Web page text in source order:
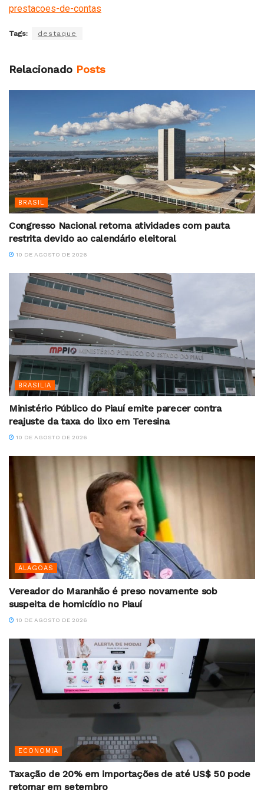
prestacoes-de-contas
Tags: destaque
Relacionado Posts
BRASIL
Congresso Nacional retoma atividades com pauta
restrita devido ao calendário eleitoral
10 DE AGOSTO DE 2026
BRASILIA
Ministério Público do Piauí emite parecer contra
reajuste da taxa do lixo em Teresina
10 DE AGOSTO DE 2026
ALAGOAS
Vereador do Maranhão é preso novamente sob
suspeita de homicídio no Piauí
10 DE AGOSTO DE 2026
ECONOMIA
Taxação de 20% em importações de até US$ 50 pode
retornar em setembro